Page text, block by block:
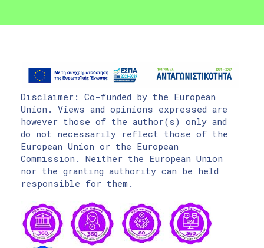
Disclaimer: Co-funded by the European
Union. Views and opinions expressed are
however those of the author(s) only and
do not necessarily reflect those of the
European Union or the European
Commission. Neither the European Union
nor the granting authority can be held
responsible for them.